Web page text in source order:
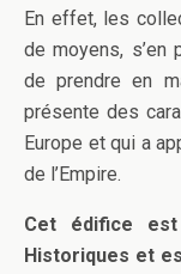
En effet, les
de moyens, s’en
de prendre en
présente des
Europe et qui a
de l’Empire.
Cet édifice
Historiques et